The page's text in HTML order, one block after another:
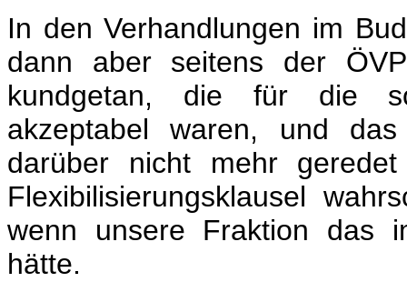
In den Verhandlungen im
dann aber seitens der ÖVP
kundgetan, die für die
akzeptabel waren, und
darüber nicht mehr
Flexibilisierungsklausel
wenn unsere Fraktion das
hätte.